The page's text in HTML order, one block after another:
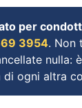
per
3954. Non
nulla:
di ogni altra